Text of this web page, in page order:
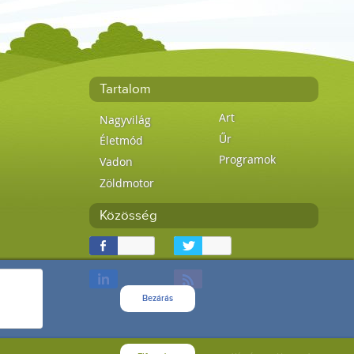
Bezárás
Tartalom
Nagyvilág
Életmód
Vadon
Zöldmotor
Art
Űr
Programok
Közösség